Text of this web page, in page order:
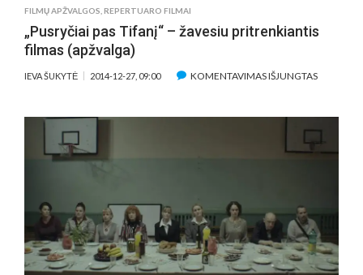
FILMŲ APŽVALGOS REPERTUARO FILMAI
„Pusryčiai pas Tifanį“ – žavesiu pritrenkiantis
filmas (apžvalga)
IEVA ŠUKYTĖ 2014-12-27, 09:00 KOMENTAVIMAS IŠJUNGTASĮRAŠE
–